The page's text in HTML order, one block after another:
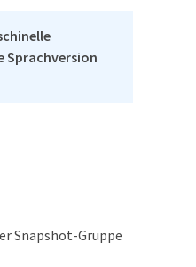
Sprachversion
Snapshot-Gruppe